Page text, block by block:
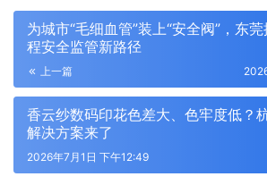
为城市“毛细血管”装上“安全阀”，东
程安全监管新路径
上一篇
香云纱数码印花色差大、色牢度低？
解决方案来了
2026年7月1日 下午12:49